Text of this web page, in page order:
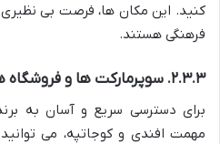
کنید. این مکان ها، فرصت بی
فرهنگی هستند.
۲.۳.۳. سوپرمارکت ها و فروشگاه های زنجیره ای
برای دسترسی سریع و آسان به
مهمت افندی و کوجاتپه، می